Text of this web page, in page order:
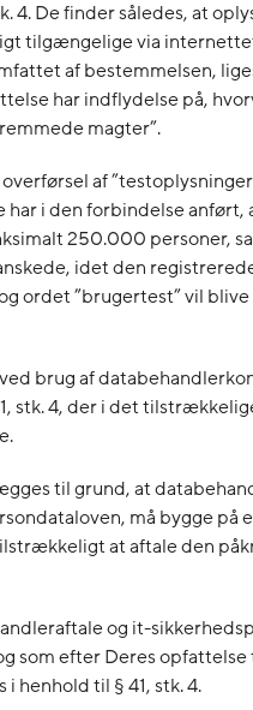
4. De finder således, at
tilgængelige via
af bestemmelsen,
har indflydelse på,
magter”.
overførsel af
har i den forbindelse
250.000 personer,
idet den
ordet ”brugertest” vil
brug af
stk. 4, der i det
til grund, at
må bygge på
at aftale den
og it-
som efter Deres
henhold til § 41, stk. 4.